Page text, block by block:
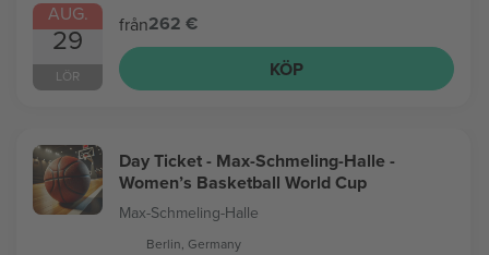
AUG.
29
LÖR
från262 €
KÖP
Day Ticket - Max-Schmeling-Halle -
Women’s Basketball World Cup
Max-Schmeling-Halle
Berlin, Germany